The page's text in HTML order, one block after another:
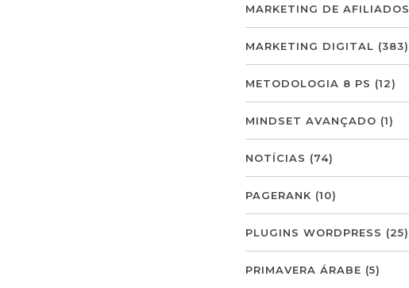
MARKETING DE AFILIADOS
MARKETING DIGITAL (383)
METODOLOGIA 8 PS (12)
MINDSET AVANÇADO (1)
NOTÍCIAS (74)
PAGERANK (10)
PLUGINS WORDPRESS (25)
PRIMAVERA ÁRABE (5)